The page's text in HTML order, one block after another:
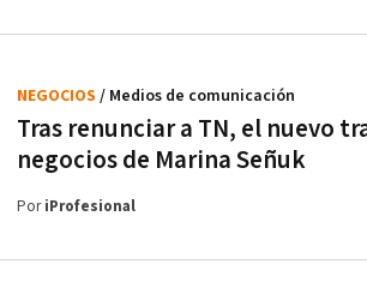
Tras renunciar a TN, el nuevo
negocios de Marina Señuk
NEGOCIOS / Medios de comunicación
PoriProfesional